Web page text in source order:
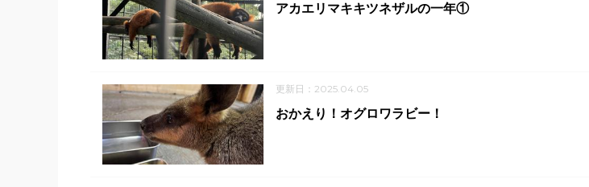
アカエリマキキツネザルの一年①
更新日：2025.04.05
おかえり！オグロワラビー！